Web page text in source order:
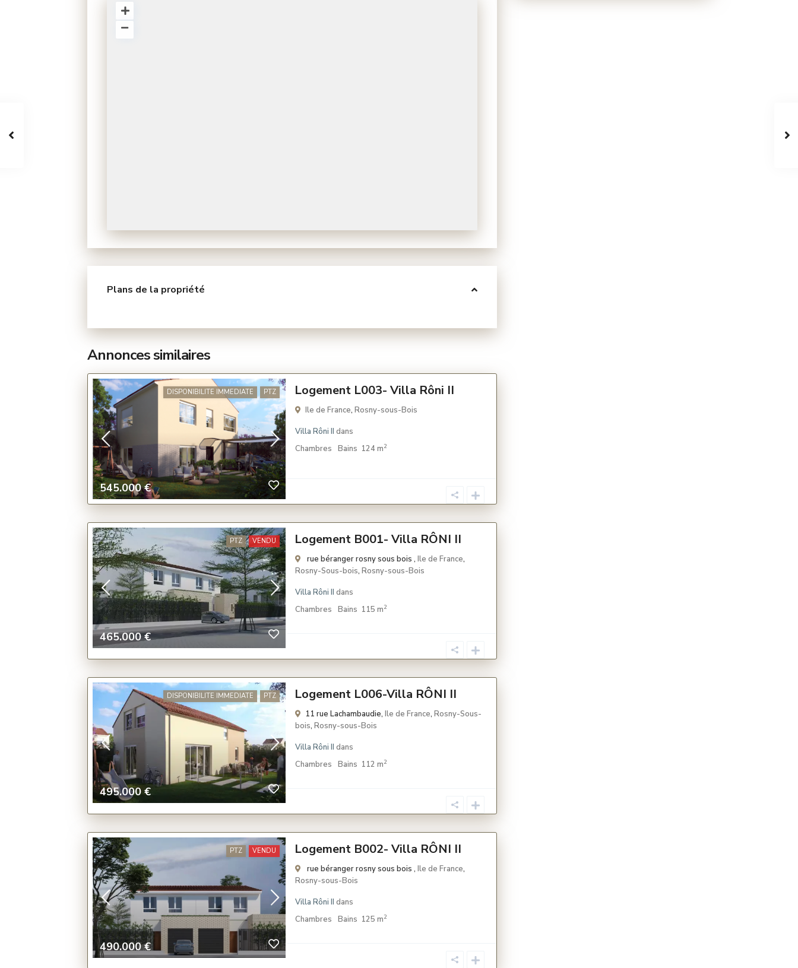
Plans de la propriété
Annonces similaires
545.000 €
DISPONIBILITE IMMEDIATE PTZ Logement L003- Villa Rôni II
Ile de France, Rosny-sous-Bois
Villa Rôni II dans
Chambres
Bains 124 m2
465.000 €
PTZ VENDU Logement B001- Villa RÔNI II
rue béranger rosny sous bois , Ile de France,
Rosny-Sous-bois, Rosny-sous-Bois
Villa Rôni II dans
Chambres
Bains 115 m2
495.000 €
DISPONIBILITE IMMEDIATE PTZ Logement L006-Villa RÔNI II
11 rue Lachambaudie, Ile de France, Rosny-Sous-
bois, Rosny-sous-Bois
Villa Rôni II dans
Chambres
Bains 112 m2
490.000 €
PTZ VENDU Logement B002- Villa RÔNI II
rue béranger rosny sous bois , Ile de France,
Rosny-sous-Bois
Villa Rôni II dans
Chambres
Bains 125 m2